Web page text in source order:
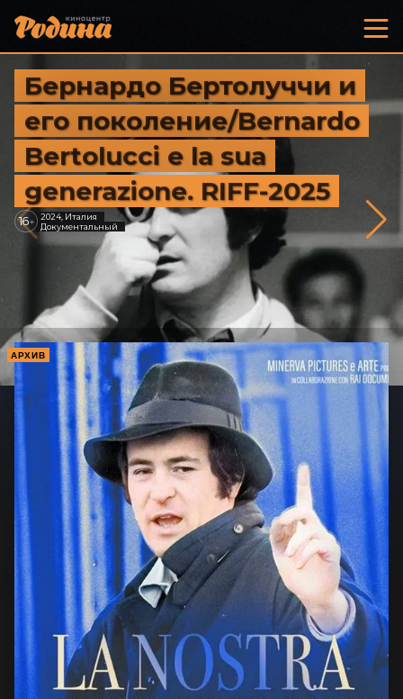
Бернардо Бертолуччи и
его поколение/Bernardo
Bertolucci e la sua
generazione. RIFF-2025
16+
2024, Италия
Документальный
АРХИВ